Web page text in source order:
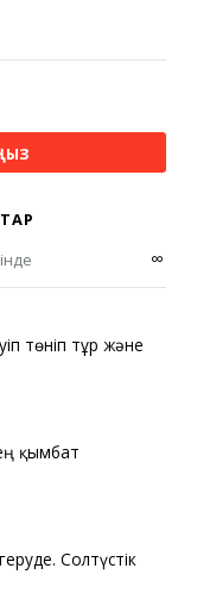
∞
төніп тұр және
қымбат
Солтүстік